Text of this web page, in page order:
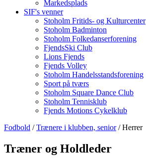
Markedsplads
SIF's venner
Stoholm Fritids- og Kulturcenter
Stoholm Badminton
Stoholm Folkedanserforening
FjendsSki Club
Lions Fjends
Fjends Volley
Stoholm Handelsstandsforening
Sport på tværs
Stoholm Square Dance Club
Stoholm Tennisklub
Fjends Motions Cykelklub
Fodbold /Trænere i klubben, senior/ Herrer
Træner og Holdleder